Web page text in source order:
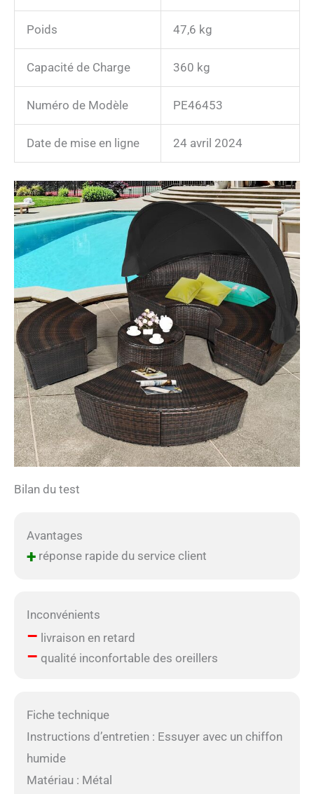
Poids 47,6 kg
Capacité de Charge 360 kg
Numéro de Modèle PE46453
Date de mise en ligne 24 avril 2024
Bilan du test
Avantages
+réponse rapide du service client
Inconvénients
– livraison en retard
– qualité inconfortable des oreillers
Fiche technique
Instructions d’entretien : Essuyer avec un chiffon
humide
Matériau : Métal